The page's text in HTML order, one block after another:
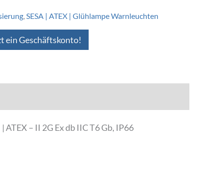
,SESA | ATEX | Glühlampe Warnleuchten
ein Geschäftskonto!
– II 2G Ex db IIC T6 Gb, IP66